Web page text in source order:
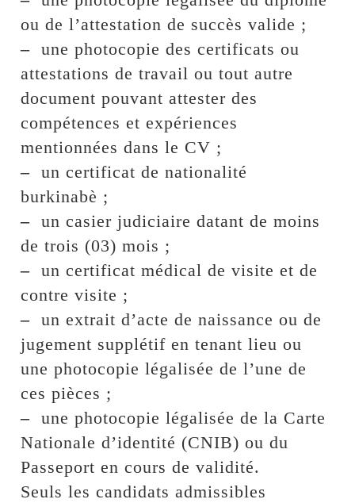
ou de l’attestation de succès valide ;
– une photocopie des certificats ou
attestations de travail ou tout autre
document pouvant attester des
compétences et expériences
mentionnées dans le CV ;
– un certificat de nationalité
burkinabè ;
– un casier judiciaire datant de moins
de trois (03) mois ;
– un certificat médical de visite et de
contre visite ;
– un extrait d’acte de naissance ou de
jugement supplétif en tenant lieu ou
une photocopie légalisée de l’une de
ces pièces ;
– une photocopie légalisée de la Carte
Nationale d’identité (CNIB) ou du
Passeport en cours de validité.
Seuls les candidats admissibles